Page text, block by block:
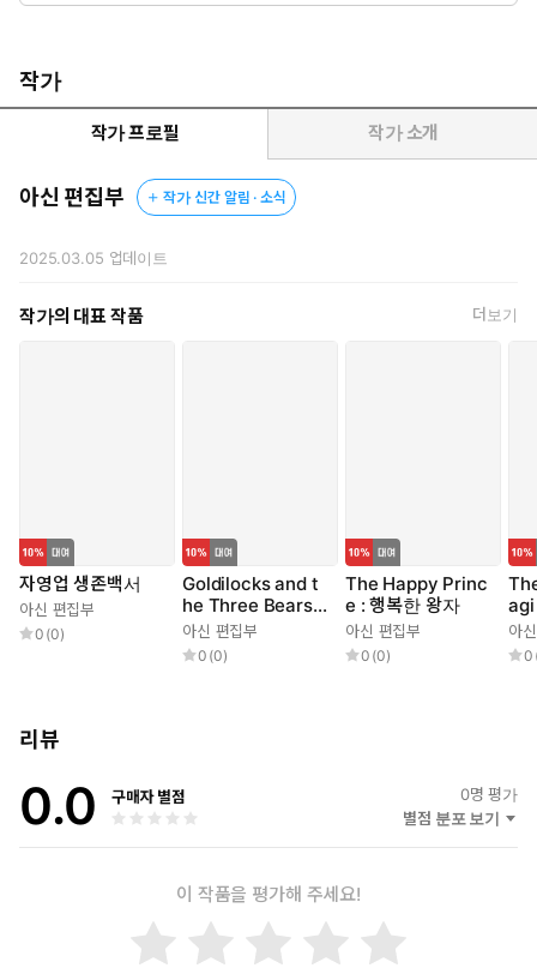
작가
작가 프로필 작가 소개
아신 편집부 작가 신간 알림 · 소식
2025.03.05 업데이트
작가의 대표 작품 더보기
자영업 생존백서
아신 편집부
0 (0)
Goldilocks and t
he Three Bears :
골디락스와 곰 세
마리
아신 편집부
0 (0)
The Happy Princ
e : 행복한 왕자
아신 편집부
0 (0)
agi
선
아
0
리뷰
0.0 구매자 별점 0명 평가
별점 분포 보기
이 작품을 평가해 주세요!